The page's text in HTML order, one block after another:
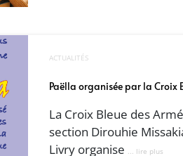
ACTUALITÉS
Paëlla organisée par la Croix
La Croix Bleue des
section Dirouhie
Livry organise ... lire plus